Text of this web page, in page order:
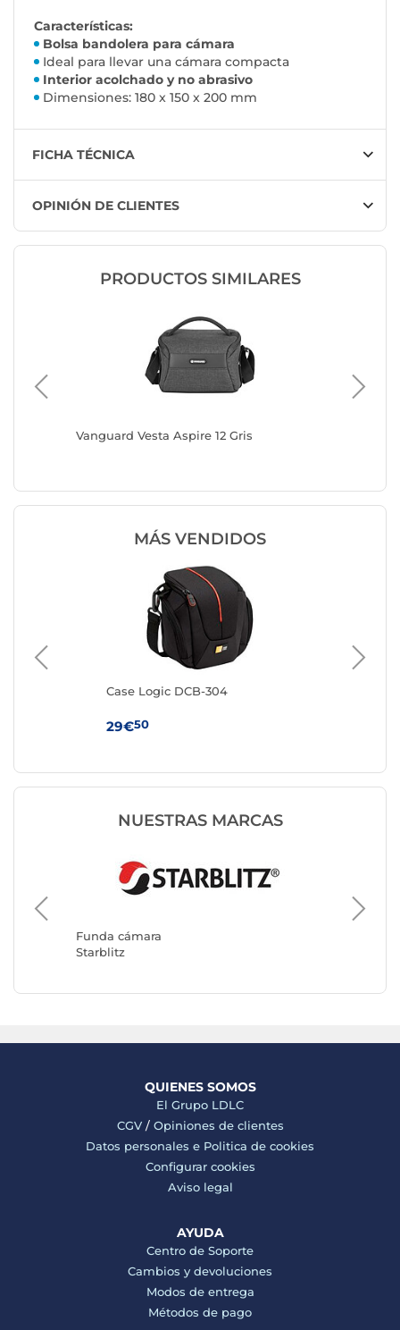
Características:
Bolsa bandolera para cámara
Ideal para llevar una cámara compacta
Interior acolchado y no abrasivo
Dimensiones: 180 x 150 x 200 mm
FICHA TÉCNICA
OPINIÓN DE CLIENTES
PRODUCTOS SIMILARES
Vanguard Vesta Aspire 12 Gris
MÁS VENDIDOS
Case Logic DCB-304
29€50
NUESTRAS MARCAS
Funda cámara
Starblitz
Funda
QUIENES SOMOS
El Grupo LDLC
CGV/ Opiniones de clientes
Datos personales e Politica de cookies
Configurar cookies
Aviso legal
AYUDA
Centro de Soporte
Cambios y devoluciones
Modos de entrega
Métodos de pago